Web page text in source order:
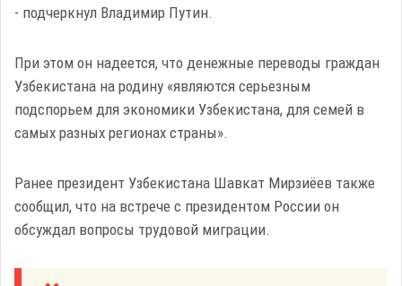
- подчеркнул Владимир Путин.
При этом он надеется, что денежные переводы граждан
Узбекистана на родину «являются серьезным
подспорьем для экономики Узбекистана, для семей в
самых разных регионах страны».
Ранее президент Узбекистана Шавкат Мирзиёев также
сообщил, что на встрече с президентом России он
обсуждал вопросы трудовой миграции.